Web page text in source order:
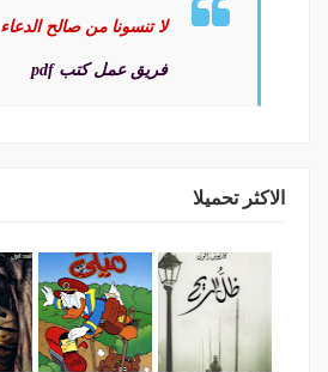
لا تنسونا من صالح الدعاء
فريق عمل كتب pdf
الاكثر تحميلا